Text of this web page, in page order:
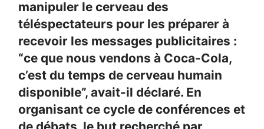
manipuler le cerveau des
téléspectateurs pour les préparer à
recevoir les messages publicitaires :
“ce que nous vendons à Coca-Cola,
c’est du temps de cerveau humain
disponible”, avait-il déclaré. En
organisant ce cycle de conférences et